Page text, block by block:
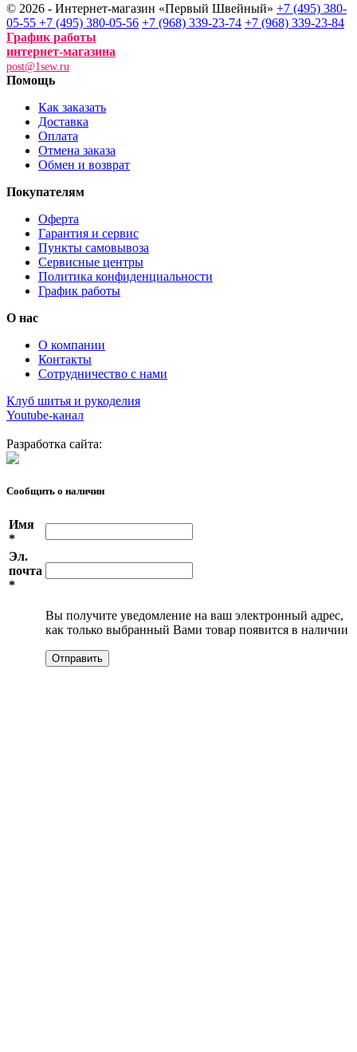
© 2026 - Интернет-магазин «Первый Швейный» +7 (495) 380-
05-55 +7 (495) 380-05-56 +7 (968) 339-23-74 +7 (968) 339-23-84
График работы
интернет-магазина
post@1sew.ru
Помощь
Как заказать
Доставка
Оплата
Отмена заказа
Обмен и возврат
Покупателям
Оферта
Гарантия и сервис
Пункты самовывоза
Сервисные центры
Политика конфиденциальности
График работы
О нас
О компании
Контакты
Сотрудничество с нами
Клуб шитья и рукоделия
Youtube-канал
Разработка сайта:
Сообщить о наличии
Имя
*
Эл.
почта
*
Вы получите уведомление на ваш электронный адрес,
как только выбранный Вами товар появится в наличии